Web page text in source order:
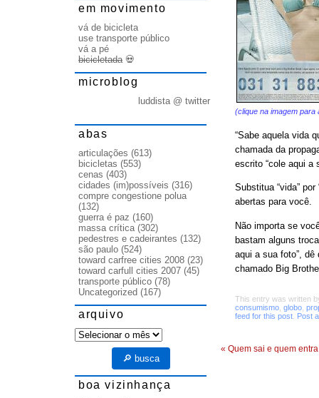
(clique na imagem para
“Sabe aquela vida
chamada da
escrito “cole aqui a
Substitua “vida”
abertas para você.
Não importa se
bastam alguns
aqui a sua foto”,
chamado Big
This entry was written
consumismo globo
feed for this post Post
« Quem sai e quem entra
em movimento
vá de bicicleta
use transporte público
vá a pé
bicicletada💀
microblog
luddista @ twitter
abas
articulações (613)
bicicletas (553)
cenas (403)
cidades (im)possíveis (316)
compre congestione polua
(132)
guerra é paz (160)
massa crítica(302)
pedestres e cadeirantes (132)
são paulo (524)
toward carfree cities 2008 (23)
toward carfull cities 2007 (45)
transporte público (78)
Uncategorized (167)
arquivo
arquivo
🔎 busca
boa vizinhança